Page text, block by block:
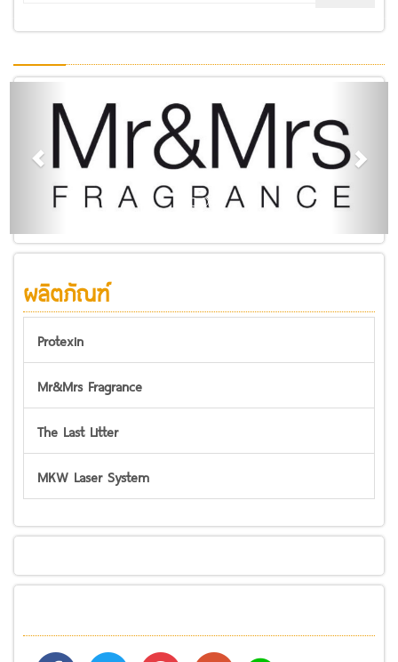
.
ผลิตภัณฑ์
Protexin
Mr&Mrs Fragrance
The Last Litter
MKW Laser System